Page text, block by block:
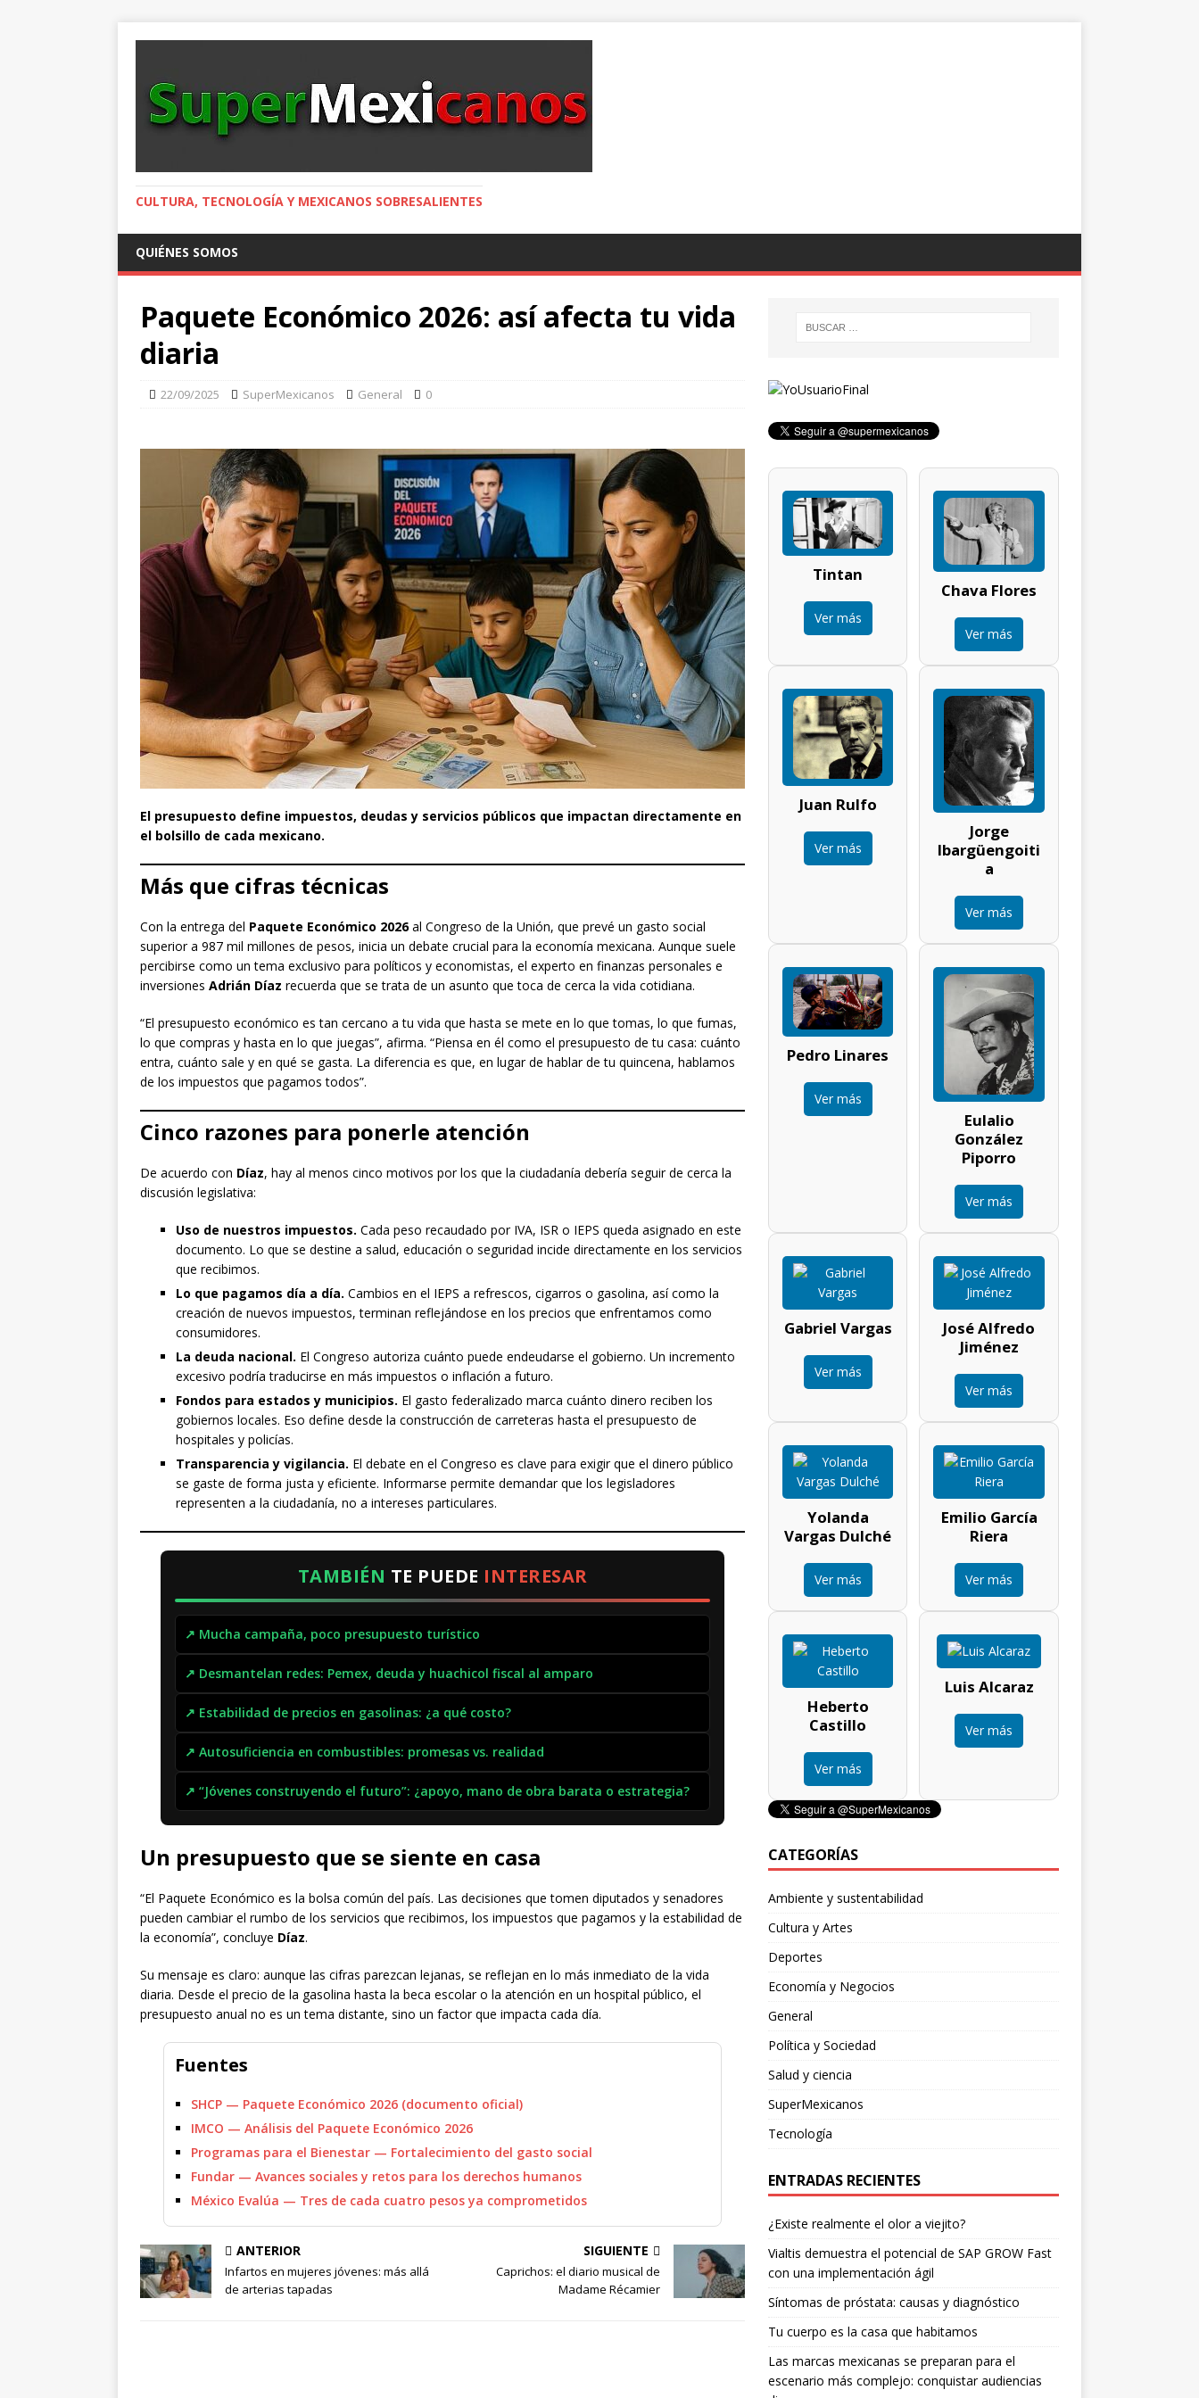
CULTURA, TECNOLOGÍA Y MEXICANOS SOBRESALIENTES
QUIÉNES SOMOS
Paquete Económico 2026: así afecta tu vida
diaria
22/09/2025 SuperMexicanos General 0
El presupuesto define impuestos, deudas y servicios públicos que impactan directamente en
el bolsillo de cada mexicano.
Más que cifras técnicas
Con la entrega del Paquete Económico 2026al Congreso de la Unión, que prevé un gasto social
superior a 987 mil millones de pesos, inicia un debate crucial para la economía mexicana. Aunque suele
percibirse como un tema exclusivo para políticos y economistas, el experto en finanzas personales e
inversiones Adrián Díaz recuerda que se trata de un asunto que toca de cerca la vida cotidiana.
“El presupuesto económico es tan cercano a tu vida que hasta se mete en lo que tomas, lo que fumas,
lo que compras y hasta en lo que juegas”, afirma. “Piensa en él como el presupuesto de tu casa: cuánto
entra, cuánto sale y en qué se gasta. La diferencia es que, en lugar de hablar de tu quincena, hablamos
de los impuestos que pagamos todos”.
Cinco razones para ponerle atención
De acuerdo con Díaz, hay al menos cinco motivos por los que la ciudadanía debería seguir de cerca la
discusión legislativa:
Uso de nuestros impuestos. Cada peso recaudado por IVA, ISR o IEPS queda asignado en este
documento. Lo que se destine a salud, educación o seguridad incide directamente en los servicios
que recibimos.
Lo que pagamos día a día. Cambios en el IEPS a refrescos, cigarros o gasolina, así como la
creación de nuevos impuestos, terminan reflejándose en los precios que enfrentamos como
consumidores.
La deuda nacional. El Congreso autoriza cuánto puede endeudarse el gobierno. Un incremento
excesivo podría traducirse en más impuestos o inflación a futuro.
Fondos para estados y municipios. El gasto federalizado marca cuánto dinero reciben los
gobiernos locales. Eso define desde la construcción de carreteras hasta el presupuesto de
hospitales y policías.
Transparencia y vigilancia. El debate en el Congreso es clave para exigir que el dinero público
se gaste de forma justa y eficiente. Informarse permite demandar que los legisladores
representen a la ciudadanía, no a intereses particulares.
TAMBIÉN TE PUEDE INTERESAR
↗ Mucha campaña, poco presupuesto turístico
↗ Desmantelan redes: Pemex, deuda y huachicol fiscal al amparo
↗ Estabilidad de precios en gasolinas: ¿a qué costo?
↗ Autosuficiencia en combustibles: promesas vs. realidad
↗ “Jóvenes construyendo el futuro”: ¿apoyo, mano de obra barata o estrategia?
Un presupuesto que se siente en casa
“El Paquete Económico es la bolsa común del país. Las decisiones que tomen diputados y senadores
pueden cambiar el rumbo de los servicios que recibimos, los impuestos que pagamos y la estabilidad de
la economía”, concluye Díaz.
Su mensaje es claro: aunque las cifras parezcan lejanas, se reflejan en lo más inmediato de la vida
diaria. Desde el precio de la gasolina hasta la beca escolar o la atención en un hospital público, el
presupuesto anual no es un tema distante, sino un factor que impacta cada día.
Fuentes
SHCP — Paquete Económico 2026 (documento oficial)
IMCO — Análisis del Paquete Económico 2026
Programas para el Bienestar — Fortalecimiento del gasto social
Fundar — Avances sociales y retos para los derechos humanos
México Evalúa — Tres de cada cuatro pesos ya comprometidos
ANTERIOR
Infartos en mujeres jóvenes: más allá
de arterias tapadas
SIGUIENTE
Caprichos: el diario musical de
Madame Récamier
Tintan
Ver más
Chava Flores
Ver más
Juan Rulfo
Ver más
Jorge
Ibargüengoiti
a
Ver más
Pedro Linares
Ver más
Eulalio
González
Piporro
Ver más
Gabriel Vargas
Ver más
José Alfredo
Jiménez
Ver más
Yolanda
Vargas Dulché
Ver más
Emilio García
Riera
Ver más
Heberto
Castillo
Ver más
Luis Alcaraz
Ver más
CATEGORÍAS
Ambiente y sustentabilidad
Cultura y Artes
Deportes
Economía y Negocios
General
Política y Sociedad
Salud y ciencia
SuperMexicanos
Tecnología
ENTRADAS RECIENTES
¿Existe realmente el olor a viejito?
Vialtis demuestra el potencial de SAP GROW Fast
con una implementación ágil
Síntomas de próstata: causas y diagnóstico
Tu cuerpo es la casa que habitamos
Las marcas mexicanas se preparan para el
escenario más complejo: conquistar audiencias